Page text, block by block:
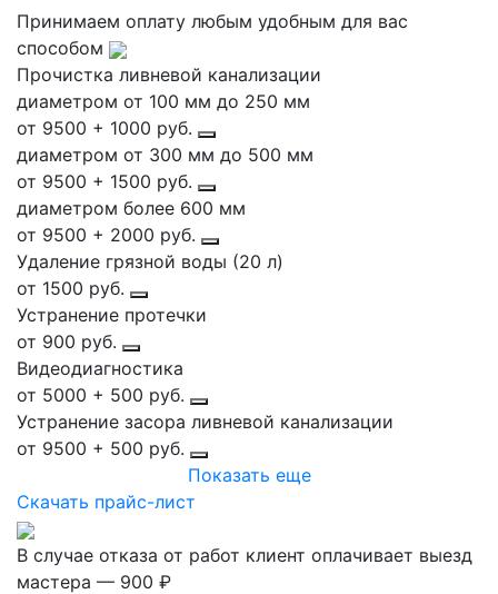
Принимаем оплату любым удобным для вас
способом
Прочистка ливневой канализации
диаметром от 100 мм до 250 мм
от 9500 + 1000 руб.
диаметром от 300 мм до 500 мм
от 9500 + 1500 руб.
диаметром более 600 мм
от 9500 + 2000 руб.
Удаление грязной воды (20 л)
от 1500 руб.
Устранение протечки
от 900 руб.
Видеодиагностика
от 5000 + 500 руб.
Устранение засора ливневой канализации
от 9500 + 500 руб.
Показать еще
Скачать прайс-лист
В случае отказа от работ клиент оплачивает выезд
мастера — 900 ₽